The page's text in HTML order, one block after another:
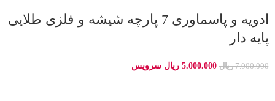
ادویه و پاسماوری 7 پارچه شیشه و فلزی طلایی
پایه دار
7.000.000 ریال 5.000.000 ریال سرویس